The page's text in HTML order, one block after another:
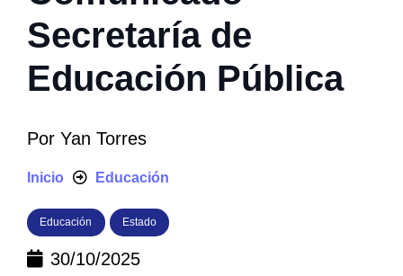
Secretaría de
Educación Pública
Por Yan Torres
Inicio Educación
Educación Estado
30/10/2025